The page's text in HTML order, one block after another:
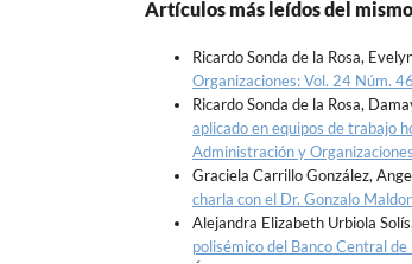
Artículos más leídos del
Ricardo Sonda de la Rosa,
Organizaciones: Vol. 24 Núm.
Ricardo Sonda de la Rosa,
aplicado en equipos de trabajo
Administración y Organizaciones
Graciela Carrillo González,
charla con el Dr. Gonzalo
Alejandra Elizabeth Urbiola
polisémico del Banco Central de